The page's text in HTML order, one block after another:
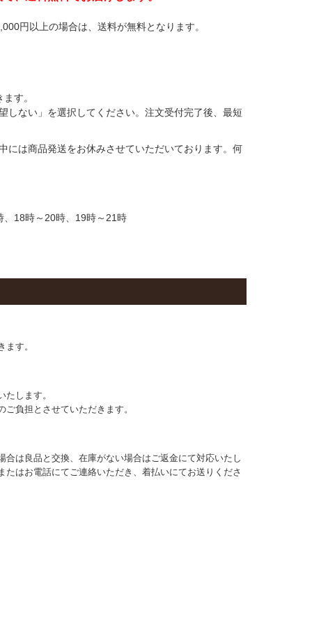
円以上の場合は、送料が無料となります。
す。
しない」を選択してください。注文受付完了後、最短
には商品発送をお休みさせていただいております。何
18時～20時、19時～21時
ます。
たします。
ご負担とさせていただきます。
合は良品と交換、在庫がない場合はご返金にて対応いたし
たはお電話にてご連絡いただき、着払いにてお送りくださ